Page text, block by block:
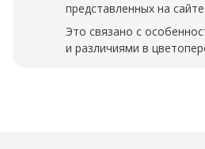
представленных на
Это связано с
и различиями в